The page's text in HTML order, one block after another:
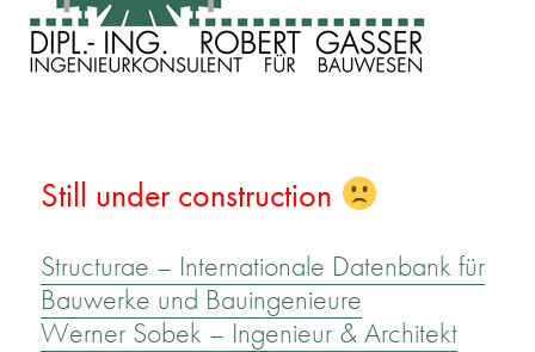
Still under construction
Structurae – Internationale Datenbank für
Bauwerke und Bauingenieure
Werner Sobek – Ingenieur & Architekt